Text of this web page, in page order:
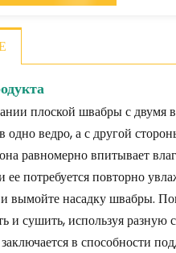
плоской швабры с двумя
одно ведро, а с другой
равномерно впитывает
ее потребуется повторно
вымойте насадку швабры.
и сушить, используя разную
в способности